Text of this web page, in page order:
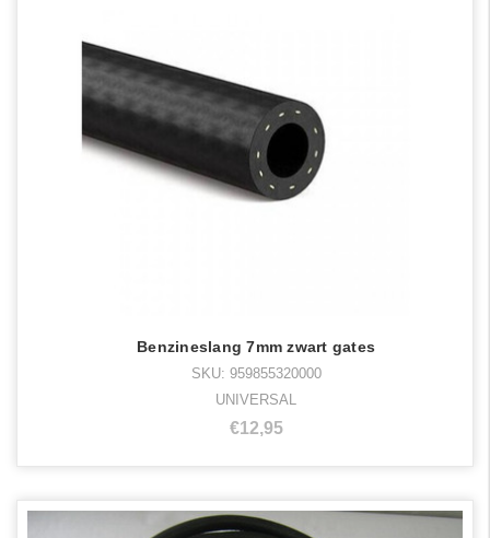
Benzineslang 7mm zwart gates
SKU: 959855320000
UNIVERSAL
€12,95